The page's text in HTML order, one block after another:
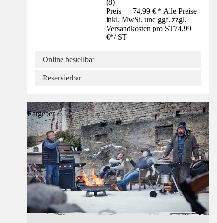
(8)
Preis — 74,99 € * Alle Preise
inkl. MwSt. und ggf. zzgl.
Versandkosten pro ST74,99
€*/ ST
Online bestellbar
Reservierbar
Ratgeber